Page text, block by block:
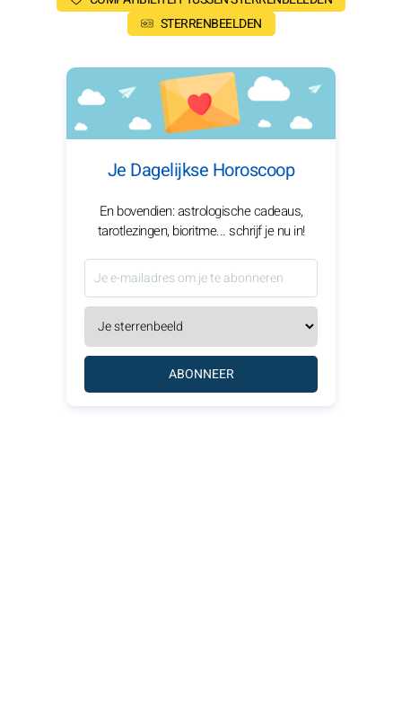
STERRENBEELDEN
Je Dagelijkse Horoscoop
En bovendien: astrologische cadeaus,
tarotlezingen, bioritme... schrijf je nu in!
ABONNEER